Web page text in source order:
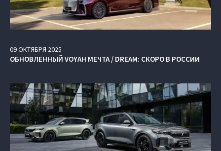
09ОКТЯБРЯ 2025
ОБНОВЛЕННЫЙ VOYAH МЕЧТА / DREAM: СКОРО В РОССИИ